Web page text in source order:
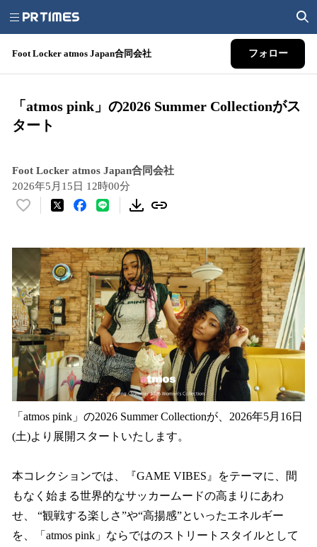
Foot Locker atmos Japan合同会社 フォロー
「atmos pink」の2026 Summer Collectionがス
タート
Foot Locker atmos Japan合同会社
2026年5月15日 12時00分
い
を
読
み
込
み
中
で
「atmos pink」の2026 Summer Collectionが、2026年5月16日
(土)より展開スタートいたします。
本コレクションでは、『GAME VIBES』をテーマに、間
もなく始まる世界的なサッカームードの高まりにあわ
せ、 “観戦する楽しさ”や“高揚感”といったエネルギー
を、「atmos pink」ならではのストリートスタイルとして